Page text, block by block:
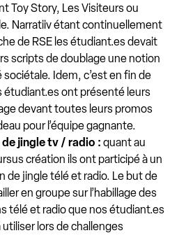
Toy Story, Les Visiteurs ou
Narratiiv étant continuellement
de RSE les étudiant.es devait
scripts de doublage une notion
Idem, c’est en fin de
étudiant.es ont présenté leurs
devant toutes leurs promos
pour l’équipe gagnante.
jingle tv / radio : quant au
création ils ont participé à un
de jingle télé et radio. Le but de
en groupe sur l’habillage des
télé et radio que nos étudiant.es
lors de challenges